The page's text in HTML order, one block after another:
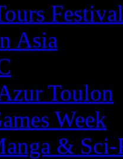
Festival
Asia
Toulon
Week
&